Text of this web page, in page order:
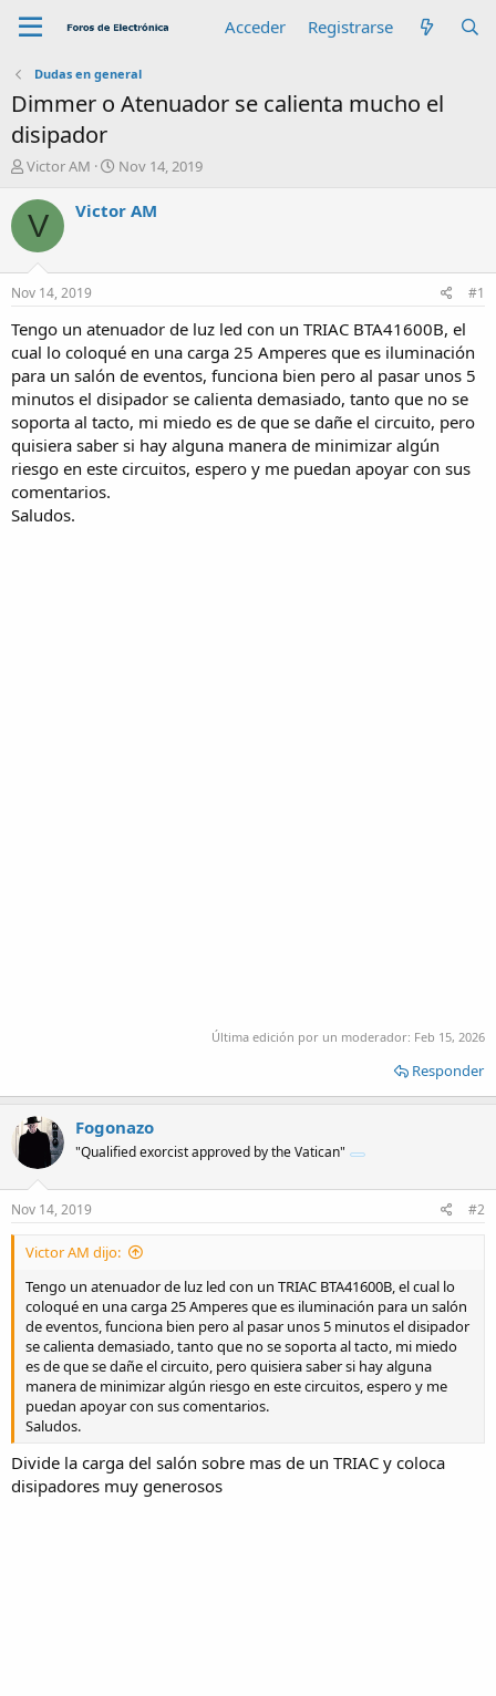
Acceder Registrarse
Dudas en general
Dimmer o Atenuador se calienta mucho el
disipador
A
t
o
r
Victor AM
F
c
n
c
i
o
Nov 14, 2019
V Victor AM
Nov 14, 2019 #1
Tengo un atenuador de luz led con un TRIAC BTA41600B, el
cual lo coloqué en una carga 25 Amperes que es iluminación
para un salón de eventos, funciona bien pero al pasar unos 5
minutos el disipador se calienta demasiado, tanto que no se
soporta al tacto, mi miedo es de que se dañe el circuito, pero
quisiera saber si hay alguna manera de minimizar algún
riesgo en este circuitos, espero y me puedan apoyar con sus
comentarios.
Saludos.
Última edición por un moderador: Feb 15, 2026
Responder
Fogonazo
"Qualified exorcist approved by the Vatican"
Nov 14, 2019 #2
Victor AM dijo:
Tengo un atenuador de luz led con un TRIAC BTA41600B, el cual lo
coloqué en una carga 25 Amperes que es iluminación para un salón
de eventos, funciona bien pero al pasar unos 5 minutos el disipador
se calienta demasiado, tanto que no se soporta al tacto, mi miedo
es de que se dañe el circuito, pero quisiera saber si hay alguna
manera de minimizar algún riesgo en este circuitos, espero y me
puedan apoyar con sus comentarios.
Saludos.
Divide la carga del salón sobre mas de un TRIAC y coloca
disipadores muy generosos